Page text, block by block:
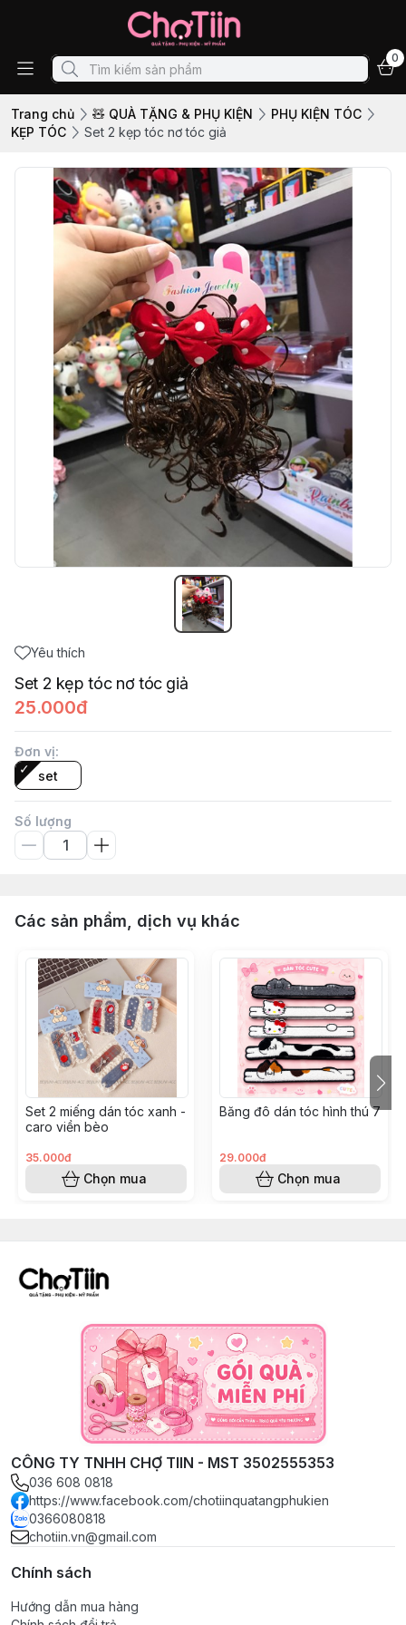
0
Trang chủ 🧸 QUÀ TẶNG & PHỤ KIỆN
PHỤ KIỆN TÓC
KẸP TÓC
Set 2 kẹp tóc nơ tóc giả
Yêu thích
Set 2 kẹp tóc nơ tóc giả
25.000đ
Đơn vị:
set
Số lượng
Các sản phẩm, dịch vụ khác
Set 2 miếng dán tóc xanh -
caro viền bèo
35.000đ
Chọn mua
Băng đô dán tóc hình thú 7
29.000đ
Chọn mua
CÔNG TY TNHH CHỢ TIIN - MST 3502555353
036 608 0818
https://www.facebook.com/chotiinquatangphukien
0366080818
chotiin.vn@gmail.com
Chính sách
Hướng dẫn mua hàng